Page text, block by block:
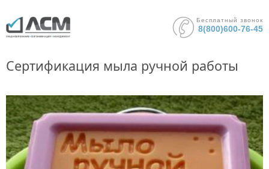
Бесплатный звонок
8(800)600-76-45
Сертификация мыла ручной работы